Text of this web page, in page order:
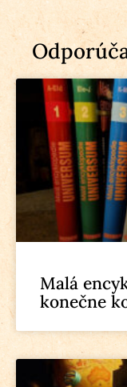
Malá
konečne